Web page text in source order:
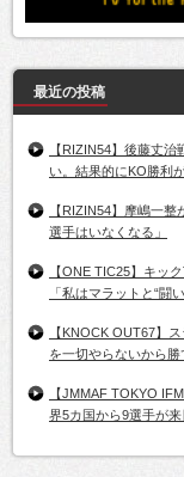
最近の投稿
【RIZIN54】後藤丈
い。結果的にKO勝利
【RIZIN54】摩嶋一
選手はいなくなる」
【ONE TIC25】キッ
「私はマラットと“闘
【KNOCK OUT67】
を一切やらないから勝
【JMMAF TOKYO
界5カ国から9選手が来